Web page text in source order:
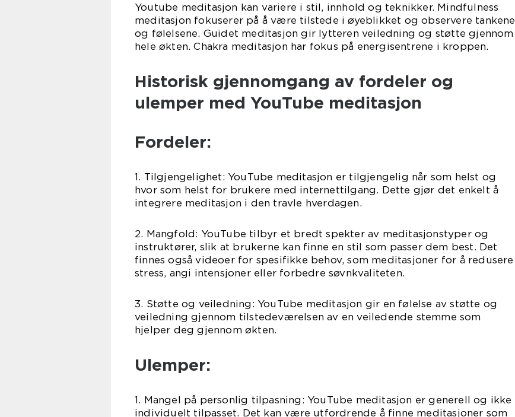
Youtube meditasjon kan variere i stil, innhold og teknikker. Mindfulness
meditasjon fokuserer på å være tilstede i øyeblikket og observere tankene
og følelsene. Guidet meditasjon gir lytteren veiledning og støtte gjennom
hele økten. Chakra meditasjon har fokus på energisentrene i kroppen.
Historisk gjennomgang av fordeler og
ulemper med YouTube meditasjon
Fordeler:
1. Tilgjengelighet: YouTube meditasjon er tilgjengelig når som helst og
hvor som helst for brukere med internettilgang. Dette gjør det enkelt å
integrere meditasjon i den travle hverdagen.
2. Mangfold: YouTube tilbyr et bredt spekter av meditasjonstyper og
instruktører, slik at brukerne kan finne en stil som passer dem best. Det
finnes også videoer for spesifikke behov, som meditasjoner for å redusere
stress, angi intensjoner eller forbedre søvnkvaliteten.
3. Støtte og veiledning: YouTube meditasjon gir en følelse av støtte og
veiledning gjennom tilstedeværelsen av en veiledende stemme som
hjelper deg gjennom økten.
Ulemper:
1. Mangel på personlig tilpasning: YouTube meditasjon er generell og ikke
individuelt tilpasset. Det kan være utfordrende å finne meditasjoner som